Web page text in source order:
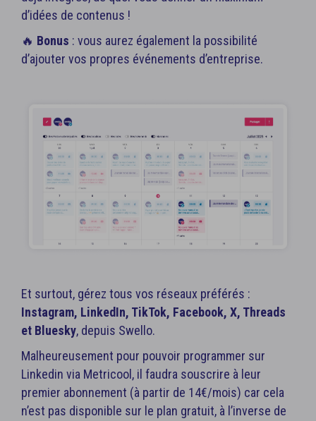
d’idées de contenus !
🔥 Bonus : vous aurez également la possibilité
d’ajouter vos propres événements d’entreprise.
Et surtout, gérez tous vos réseaux préférés :
Instagram, LinkedIn, TikTok, Facebook, X, Threads
et Bluesky, depuis Swello.
Malheureusement pour pouvoir programmer sur
Linkedin via Metricool, il faudra souscrire à leur
premier abonnement (à partir de 14€/mois) car cela
n’est pas disponible sur le plan gratuit, à l’inverse de